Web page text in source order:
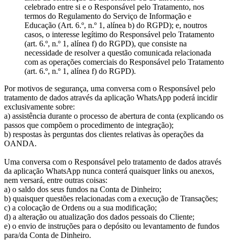
celebrado entre si e o Responsável pelo Tratamento, nos
termos do Regulamento do Serviço de Informação e
Educação (Art. 6.º, n.º 1, alínea b) do RGPD); e, noutros
casos, o interesse legítimo do Responsável pelo Tratamento
(art. 6.º, n.º 1, alínea f) do RGPD), que consiste na
necessidade de resolver a questão comunicada relacionada
com as operações comerciais do Responsável pelo Tratamento
(art. 6.º, n.º 1, alínea f) do RGPD).
Por motivos de segurança, uma conversa com o Responsável pelo
tratamento de dados através da aplicação WhatsApp poderá incidir
exclusivamente sobre:
a) assistência durante o processo de abertura de conta (explicando os
passos que compõem o procedimento de integração);
b) respostas às perguntas dos clientes relativas às operações da
OANDA.
Uma conversa com o Responsável pelo tratamento de dados através
da aplicação WhatsApp nunca conterá quaisquer links ou anexos,
nem versará, entre outras coisas:
a) o saldo dos seus fundos na Conta de Dinheiro;
b) quaisquer questões relacionadas com a execução de Transações;
c) a colocação de Ordens ou a sua modificação;
d) a alteração ou atualização dos dados pessoais do Cliente;
e) o envio de instruções para o depósito ou levantamento de fundos
para/da Conta de Dinheiro.